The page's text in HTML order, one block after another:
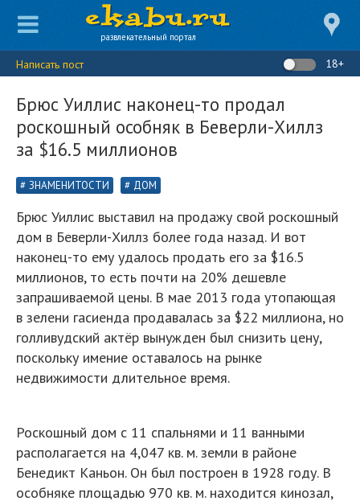
развлекательный портал
Написать пост 18+
Брюс Уиллис наконец-то продал
роскошный особняк в Беверли-Хиллз
за $16.5 миллионов
ЗНАМЕНИТОСТИ ДОМ
Брюс Уиллис выставил на продажу свой роскошный
дом в Беверли-Хиллз более года назад. И вот
наконец-то ему удалось продать его за $16.5
миллионов, то есть почти на 20% дешевле
запрашиваемой цены. В мае 2013 года утопающая
в зелени гасиенда продавалась за $22 миллиона, но
голливудский актёр вынужден был снизить цену,
поскольку имение оставалось на рынке
недвижимости длительное время.
Роскошный дом с 11 спальнями и 11 ванными
располагается на 4,047 кв. м. земли в районе
Бенедикт Каньон. Он был построен в 1928 году. В
особняке площадью 970 кв. м. находится кинозал,